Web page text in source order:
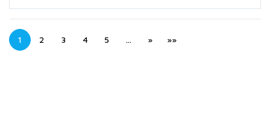
1 2 3 4 5 … » »»